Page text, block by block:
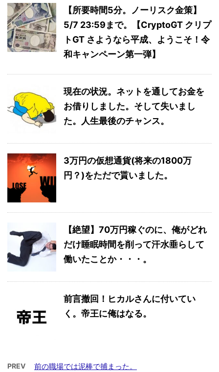
【所要時間5分。ノーリスク金策】
5/7 23:59まで。【CryptoGT クリプ
トGT さようなら平成、ようこそ！令
和キャンペーン第一弾】
現在の状況。ネットを通してお金を
お借りしました。そして失いまし
た。人生最後のチャンス。
3万円の仮想通貨(将来の1800万
円？)をただで貰いました。
【絶望】70万円稼ぐのに、俺がどれ
だけ睡眠時間を削って汗水垂らして
働いたことか・・・。
前言撤回！ヒカルさんに付いてい
く。帝王に俺はなる。
PREV 前の職場では泥棒で捕まった。